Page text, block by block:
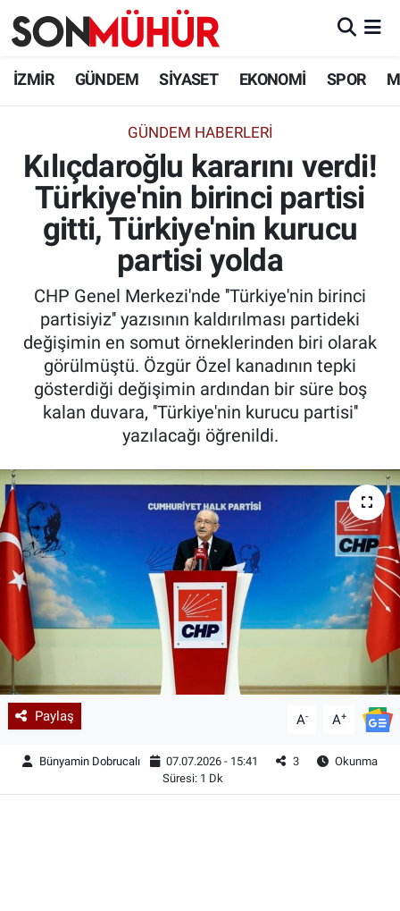
İZMİR GÜNDEM SİYASET EKONOMİ SPOR
GÜNDEM HABERLERI
Kılıçdaroğlu kararını verdi!
Türkiye'nin birinci partisi
gitti, Türkiye'nin kurucu
partisi yolda
CHP Genel Merkezi'nde ''Türkiye'nin birinci
partisiyiz'' yazısının kaldırılması partideki
değişimin en somut örneklerinden biri olarak
görülmüştü. Özgür Özel kanadının tepki
gösterdiği değişimin ardından bir süre boş
kalan duvara, ''Türkiye'nin kurucu partisi''
yazılacağı öğrenildi.
Paylaş A- A+
Bünyamin Dobrucalı 07.07.2026 - 15:41 3
Okunma
Süresi: 1 Dk
İzmir Nöbetçi Eczaneler
İzmir Namaz Vakitleri
İzmir Trafik Yoğunluk Haritası
Süper Lig Puan Durumu ve Fikstür
Tüm Manşetler
Son Dakika Haberleri
Haber Arşivi